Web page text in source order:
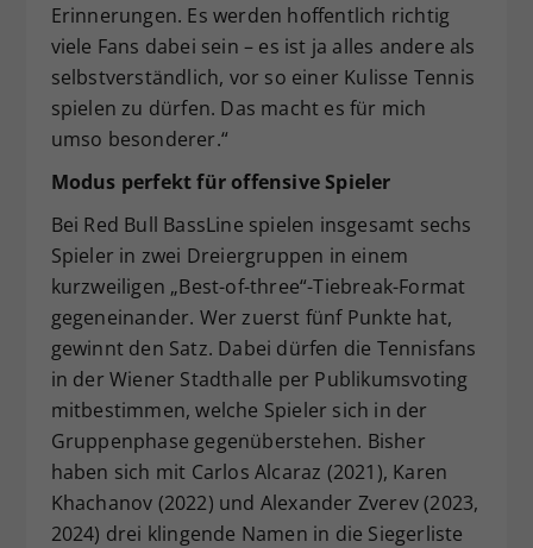
Erinnerungen. Es werden hoffentlich richtig
viele Fans dabei sein – es ist ja alles andere als
selbstverständlich, vor so einer Kulisse Tennis
spielen zu dürfen. Das macht es für mich
umso besonderer.“
Modus perfekt für offensive Spieler
Bei Red Bull BassLine spielen insgesamt sechs
Spieler in zwei Dreiergruppen in einem
kurzweiligen „Best-of-three“-Tiebreak-Format
gegeneinander. Wer zuerst fünf Punkte hat,
gewinnt den Satz. Dabei dürfen die Tennisfans
in der Wiener Stadthalle per Publikumsvoting
mitbestimmen, welche Spieler sich in der
Gruppenphase gegenüberstehen. Bisher
haben sich mit Carlos Alcaraz (2021), Karen
Khachanov (2022) und Alexander Zverev (2023,
2024) drei klingende Namen in die Siegerliste